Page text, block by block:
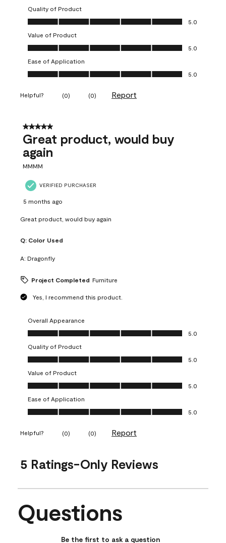
Quality of Product
Quality of Product, 5.0 out of 5
5.0
Value of Product
Value of Product, 5.0 out of 5
5.0
Ease of Application
Ease of Application, 5.0 out of 5
5.0
Helpful? (0) (0) Report
5 out of 5 stars.
Great product, would buy
again
MMMM
VERIFIED PURCHASER
5 months ago
Great product, would buy again
Q: Color Used
A: Dragonfly
Project Completed Furniture
Yes, I recommend this product.
Overall Appearance
Overall Appearance, 5.0 out of 5
5.0
Quality of Product
Quality of Product, 5.0 out of 5
5.0
Value of Product
Value of Product, 5.0 out of 5
5.0
Ease of Application
Ease of Application, 5.0 out of 5
5.0
Helpful? (0) (0) Report
5 Ratings-Only Reviews
No questions have been asked about this product.
Questions
Be the first to ask a question